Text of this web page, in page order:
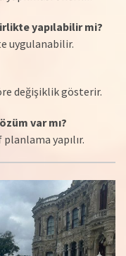
yapılabilir mi?
uygulanabilir.
değişiklik gösterir.
var mı?
yapılır.